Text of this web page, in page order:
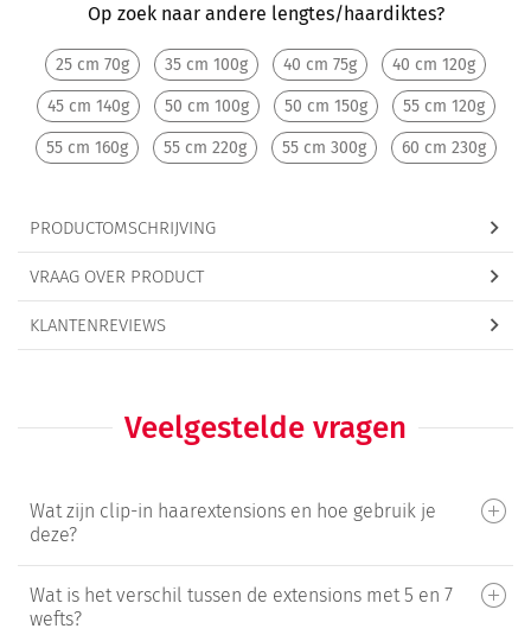
Op zoek naar andere lengtes/haardiktes?
25 cm 70g 35 cm 100g 40 cm 75g 40 cm 120g
45 cm 140g 50 cm 100g 50 cm 150g 55 cm 120g
55 cm 160g 55 cm 220g 55 cm 300g 60 cm 230g
PRODUCTOMSCHRIJVING
VRAAG OVER PRODUCT
KLANTENREVIEWS
Veelgestelde vragen
Wat zijn clip-in haarextensions en hoe gebruik je
deze?
Wat is het verschil tussen de extensions met 5 en 7
wefts?